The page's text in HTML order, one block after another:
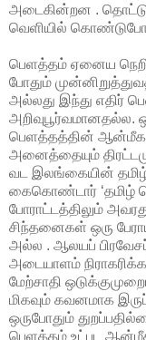
அடைகின்றன .
வெளியில் கொண்டுபோய்
பெளத்தம் ஏனைய
போதும்
அல்லது இந்து எதிர்
அறிவுபூர்வமானதல்ல.
பெளத்தத்தின் ஆன்மீக
அனைத்தையும்
வட இலங்கையின்
கைகொண்டார் ‘தமிழ்
போராட்டத்திலும்
சிந்தனைகள் ஒரு
அல்ல . ஆலயப்
அடையாளம்
மேற்சாதி
மிகவும் கவனமாக
ஒருபோதும்
பெளத்தம் உட்பட